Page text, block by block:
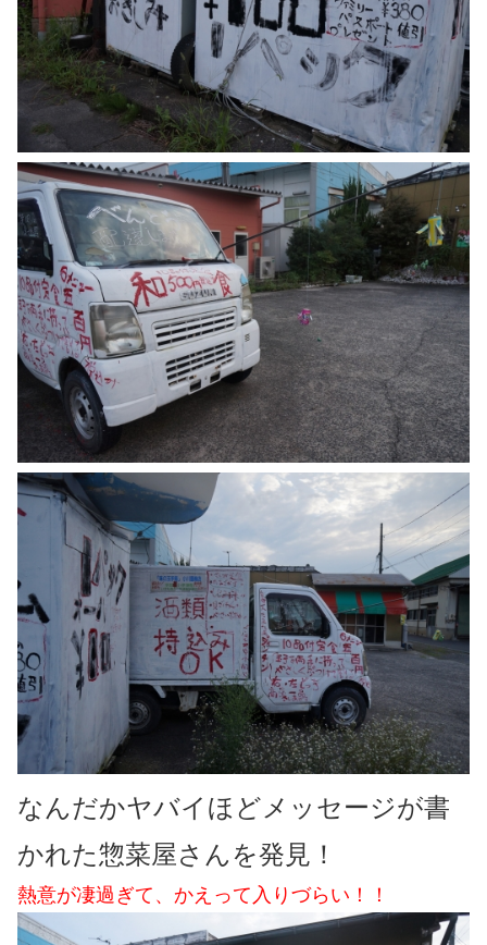
なんだかヤバイほどメッセージが書
かれた惣菜屋さんを発見！
熱意が凄過ぎて、かえって入りづらい！！